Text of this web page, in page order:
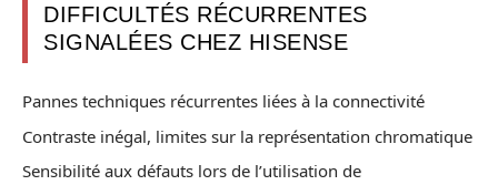
DIFFICULTÉS RÉCURRENTES
SIGNALÉES CHEZ HISENSE
Pannes techniques récurrentes liées à la connectivité
Contraste inégal, limites sur la représentation chromatique
Sensibilité aux défauts lors de l’utilisation de